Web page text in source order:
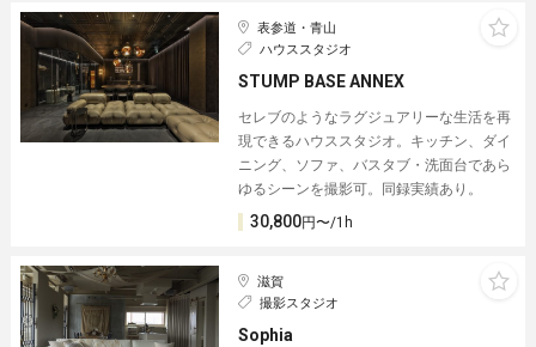
表参道・青山
ハウススタジオ
STUMP BASE ANNEX
セレブのようなラグジュアリーな生活を再
現できるハウススタジオ。キッチン、ダイ
ニング、ソファ、バスタブ・洗面台であら
ゆるシーンを撮影可。同録実績あり。
30,800円〜/1h
滋賀
撮影スタジオ
Sophia